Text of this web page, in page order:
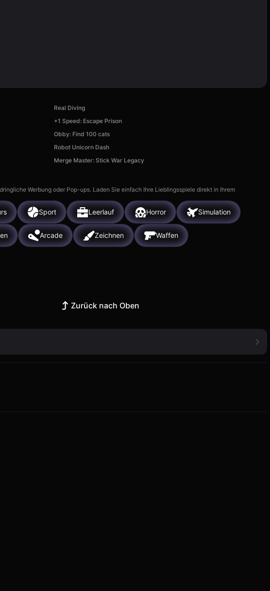
Real Diving
+1 Speed: Escape Prison
Obby: Find 100 cats
Robot Unicorn Dash
Merge Master: Stick War Legacy
Werbung oder Pop-ups. Laden Sie einfach Ihre Lieblingsspiele direkt in Ihrem
Sport Leerlauf Horror Simulation
Arcade Zeichnen Waffen
Zurück nach Oben